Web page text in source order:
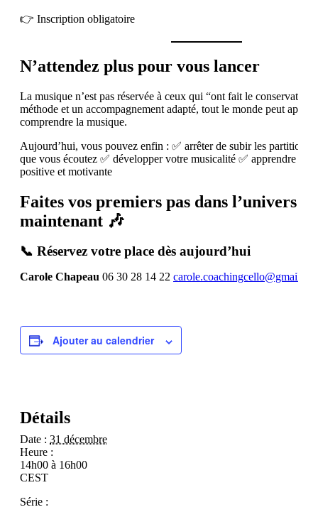
👉 Inscription obligatoire
N’attendez plus pour vous lancer
La musique n’est pas réservée à ceux qui “ont fait le
méthode et un accompagnement adapté, tout le monde peut
comprendre la musique.
Aujourd’hui, vous pouvez enfin : ✅ arrêter de subir les partitions
que vous écoutez ✅ développer votre musicalité ✅ apprendre
positive et motivante
Faites vos premiers pas dans l’univers
maintenant 🎶
📞 Réservez votre place dès aujourd’hui
Carole Chapeau 06 30 28 14 22
Ajouter au calendrier
Détails
Date : 31 décembre
Heure :
14h00 à 16h00
CEST
Série :